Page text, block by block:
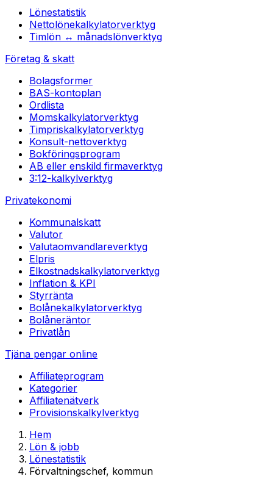
Lönestatistik
Nettolönekalkylatorverktyg
Timlön ↔ månadslönverktyg
Företag & skatt
Bolagsformer
BAS-kontoplan
Ordlista
Momskalkylatorverktyg
Timpriskalkylatorverktyg
Konsult-nettoverktyg
Bokföringsprogram
AB eller enskild firmaverktyg
3:12-kalkylverktyg
Privatekonomi
Kommunalskatt
Valutor
Valutaomvandlareverktyg
Elpris
Elkostnadskalkylatorverktyg
Inflation & KPI
Styrränta
Bolånekalkylatorverktyg
Bolåneräntor
Privatlån
Tjäna pengar online
Affiliateprogram
Kategorier
Affiliatenätverk
Provisionskalkylverktyg
Hem
Lön & jobb
Lönestatistik
Förvaltningschef, kommun